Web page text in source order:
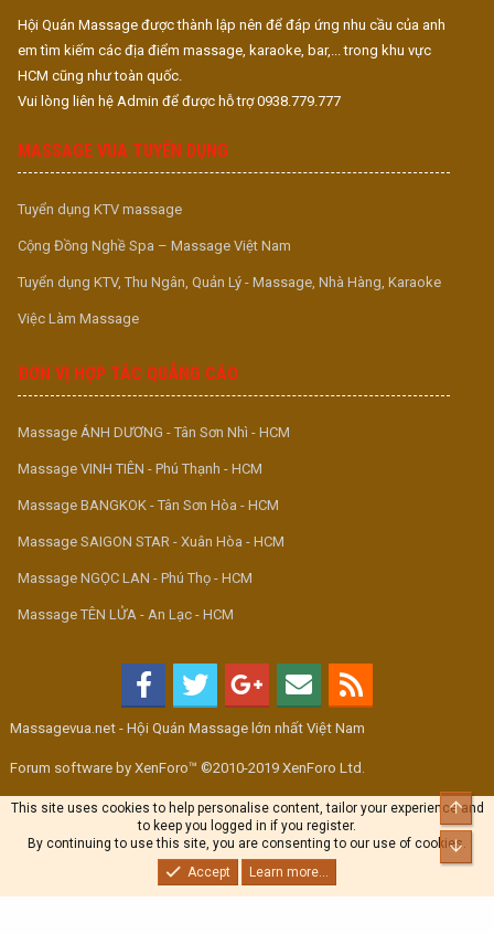
Hội Quán Massage được thành lập nên để đáp ứng nhu cầu của anh
em tìm kiếm các địa điểm massage, karaoke, bar,... trong khu vực
HCM cũng như toàn quốc.
Vui lòng liên hệ Admin để được hỗ trợ 0938.779.777
MASSAGE VUA TUYỂN DỤNG
Tuyển dụng KTV massage
Cộng Đồng Nghề Spa – Massage Việt Nam
Tuyển dụng KTV, Thu Ngân, Quản Lý - Massage, Nhà Hàng, Karaoke
Việc Làm Massage
ĐƠN VỊ HỢP TÁC QUẢNG CÁO
Massage ÁNH DƯƠNG - Tân Sơn Nhì - HCM
Massage VINH TIÊN - Phú Thạnh - HCM
Massage BANGKOK - Tân Sơn Hòa - HCM
Massage SAIGON STAR - Xuân Hòa - HCM
Massage NGỌC LAN - Phú Thọ - HCM
Massage TÊN LỬA - An Lạc - HCM
Massagevua.net - Hội Quán Massage lớn nhất Việt Nam
Forum software by XenForo™ ©2010-2019 XenForo Ltd.
This site uses cookies to help personalise content, tailor your experience and
to keep you logged in if you register.
By continuing to use this site, you are consenting to our use of cookies.
Accept
Learn more...
Top